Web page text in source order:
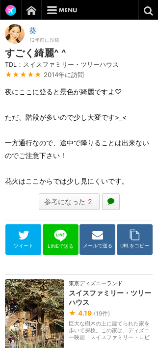
葵
12年前に投稿
すごく綺麗^ ^
TDL：スイスファミリー・ツリーハウス
★★★★★ 2014年に訪問
夜にここに登ると景色が綺麗ですよ♡
ただ、階段が多いので少し大変です>_<
一方通行なので、途中で降りることは出来ない
のでご注意下さい！
花火はここからでは少し見にくいです。
参考になった 2
ツイート LINEで送る メールで送る URLをコピー
東京ディズニーランド
スイスファミリー・ツリー
ハウス
★ 4.19 (19件)
巨大な樹木の上に建てられた家を
歩いて探検。この家は、ディズニ
ー映画「スイスファミリー・ロビ
ンソン」の中で、...